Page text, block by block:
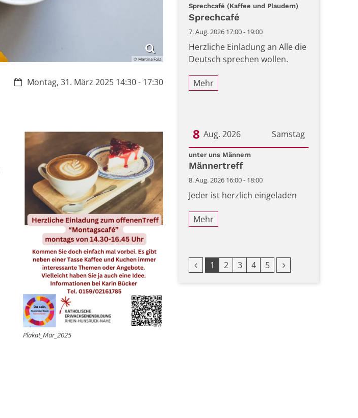
© Martina Folz
Datum:Montag, 31. März 2025 14:30 - 17:30
© cl
Plakat_Mär_2025
Sprechcafé (Kaffee und Plaudern)
Sprechcafé
7. Aug. 2026 17:00 - 19:00
Herzliche Einladung an Alle die
Deutsch sprechen wollen.
Mehr
Samstag
8 Aug. 2026
Datum: 8. August 2026
unter uns Männern:
Männertreff
8. Aug. 2026 16:00 - 18:00
Jeder ist herzlich eingeladen
Mehr
Vorherige Seite
1 2 3 4 5 Nächste Seite